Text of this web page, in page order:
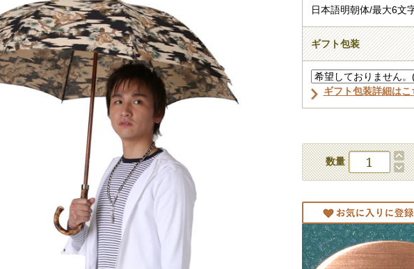
日本語明朝体/最大6文
ギフト包装
ギフト包装詳細はこ
数量